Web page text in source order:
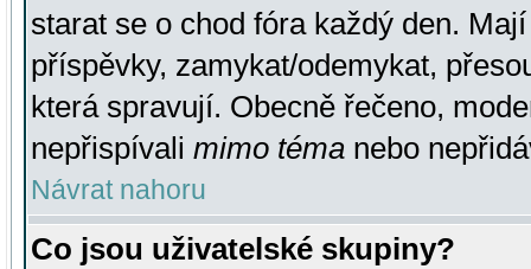
starat se o chod fóra každý den.
příspěvky, zamykat/odemykat,
která spravují. Obecně řečeno,
nepřispívali mimo téma nebo
Návrat nahoru
Co jsou uživatelské skupiny?